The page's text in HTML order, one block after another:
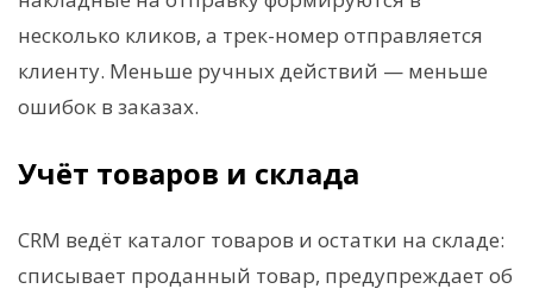
несколько кликов, а трек-номер отправляется
клиенту. Меньше ручных действий — меньше
ошибок в заказах.
Учёт товаров и склада
CRM ведёт каталог товаров и остатки на складе:
списывает проданный товар, предупреждает об